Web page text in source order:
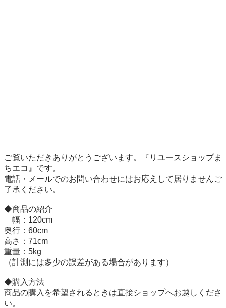
ご覧いただきありがとうございます。『リユースショップま
ちエコ』です。
電話・メールでのお問い合わせにはお応えして居りませんご
了承ください。
◆商品の紹介
幅：120cm
奥行：60cm
高さ：71cm
重量：5kg
（計測には多少の誤差がある場合があります）
◆購入方法
商品の購入を希望されるときは直接ショップへお越しくださ
い。